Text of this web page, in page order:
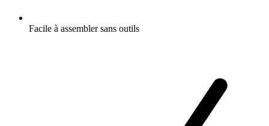
Facile à assembler sans outils